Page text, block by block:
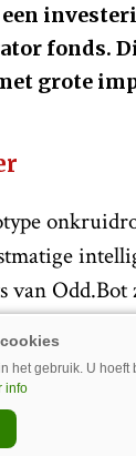
fonds.
grote
van Odd.Bot
de
gebruik. U
info